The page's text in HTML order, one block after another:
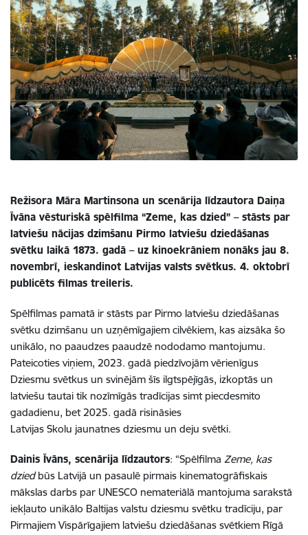
Režisora Māra Martinsona un scenārija līdzautora Daiņa
Īvāna vēsturiskā spēlfilma “Zeme, kas dzied” – stāsts par
latviešu nācijas dzimšanu Pirmo latviešu dziedāšanas
svētku laikā 1873. gadā – uz kinoekrāniem nonāks jau 8.
novembrī, ieskandinot Latvijas valsts svētkus. 4. oktobrī
publicēts filmas treileris.
Spēlfilmas pamatā ir stāsts par Pirmo latviešu dziedāšanas
svētku dzimšanu un uzņēmīgajiem cilvēkiem, kas aizsāka šo
unikālo, no paaudzes paaudzē nododamo mantojumu.
Pateicoties viņiem, 2023. gadā piedzīvojām vērienīgus
Dziesmu svētkus un svinējām šīs ilgtspējīgās, izkoptās un
latviešu tautai tik nozīmīgās tradīcijas simt piecdesmito
gadadienu, bet 2025. gadā risināsies
Latvijas Skolu jaunatnes dziesmu un deju svētki.
Dainis Īvāns, scenārija līdzautors: “Spēlfilma Zeme, kas
dziedbūs Latvijā un pasaulē pirmais kinematogrāfiskais
mākslas darbs par UNESCO nemateriālā mantojuma sarakstā
iekļauto unikālo Baltijas valstu dziesmu svētku tradīciju, par
Pirmajiem Vispārīgajiem latviešu dziedāšanas svētkiem Rīgā